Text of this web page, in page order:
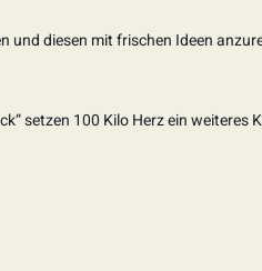
und diesen mit frischen Ideen
setzen 100 Kilo Herz ein weiteres